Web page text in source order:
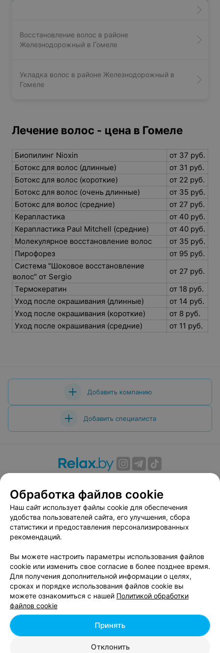
Восстановление волос в районе
Железнодорожный в Гомеле
Укладка волос в районе Железнодорожный в
Гомеле
Лечение волос - цена в Гомеле
Биопилинг Nioxin
от 37 руб.
Ботокс для волос (длинные)
от 31 руб.
Ботокс для волос (короткие)
от 22 руб.
Ботокс для волос (очень длинные)
от 35 руб.
Ботокс для волос (средние)
от 27 руб.
Керапластика
от 40 руб.
Керапластика Paul Mitchell (средние)
от 40 руб.
Молекулярное восстановление волос
от 35 руб.
Пирофорез
от 95 руб.
Система "Шоковое восстановление
волос" от Sergio
от 27 руб.
Термокератин
от 18 руб.
Уход после окрашивания (длинные)
от 14 руб.
Уход после окрашивания (короткие)
от 8 руб.
Уход после окрашивания (средние)
от 11 руб.
Добавить компанию
Добавить специалиста
Вакансии
Публичный договор
Способы оплаты
Публичный договор по использованию сервиса
«Афиша»
Пользовательское соглашение
Связаться по вопросам сотрудничества
Написать руководителю relax.by
Персональные настройки cookie
Обработка персональных данных
© 2026 ООО «Артокс Лаб», УНП 191700409, регистрирующий орган -
| 220012, Республика Беларусь, г. Минск,
Обработка файлов cookie
Наш сайт использует файлы cookie для обеспечения
удобства пользователей сайта, его улучшения, сбора
статистики и предоставления персонализированных
рекомендаций.
Вы можете настроить параметры использования файлов
cookie или изменить свое согласие в более позднее время.
Для получения дополнительной информации о целях,
сроках и порядке использования файлов cookie вы
можете ознакомиться с нашей Политикой обработки
файлов cookie
Отклонить
Принять